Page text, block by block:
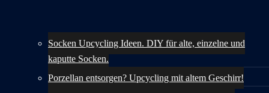
Socken Upcycling Ideen. DIY für alte, einzelne und
kaputte Socken.
Porzellan entsorgen? Upcycling mit altem Geschirr!